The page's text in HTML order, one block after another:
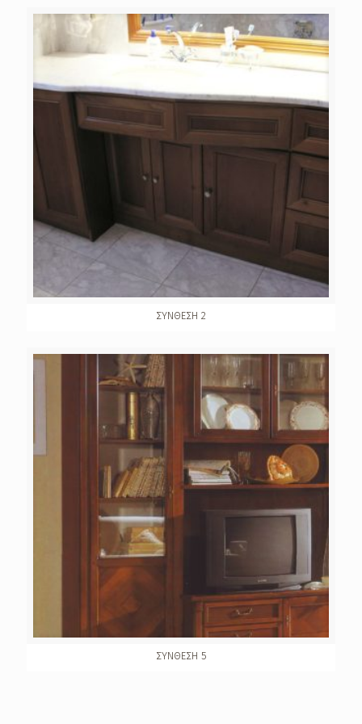
ΣΥΝΘΕΣΗ 2
ΣΥΝΘΕΣΗ 5